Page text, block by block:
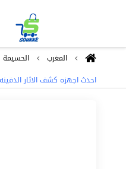
المغرب الحسيمة
احدث اجهزه كشف الاثار